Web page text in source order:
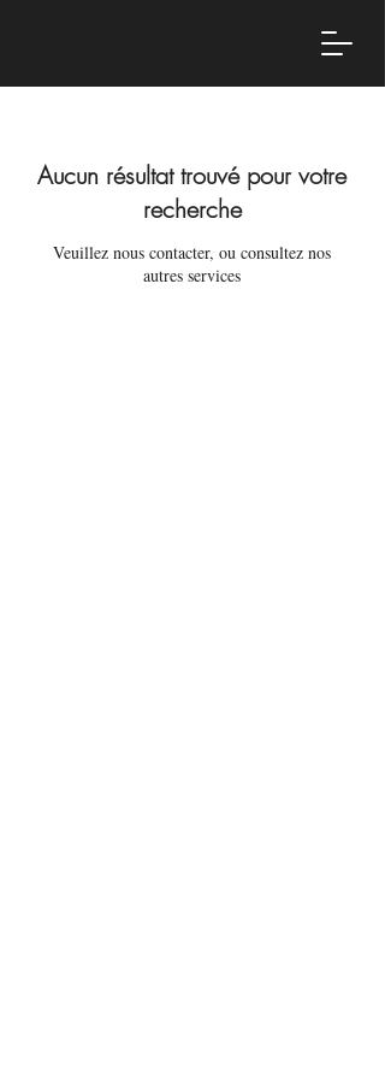
Aucun résultat trouvé pour votre
recherche
Veuillez nous contacter, ou consultez nos
autres services